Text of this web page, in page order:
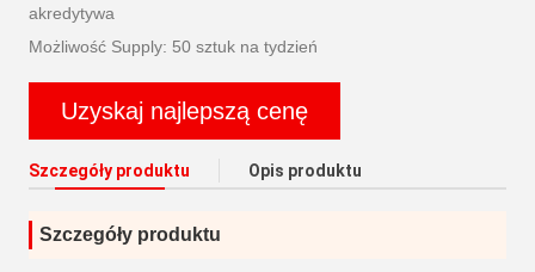
akredytywa
Możliwość Supply: 50 sztuk na tydzień
Uzyskaj najlepszą cenę
Szczegóły produktu Opis produktu
Szczegóły produktu